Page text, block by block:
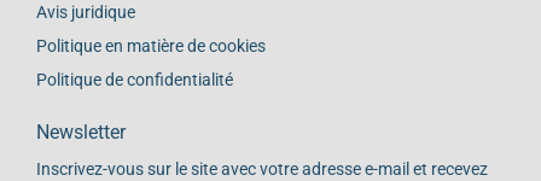
Avis juridique
Politique en matière de cookies
Politique de confidentialité
Newsletter
Inscrivez-vous sur le site avec votre adresse e-mail et recevez